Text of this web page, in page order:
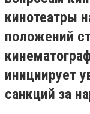
кинотеатры
положений
инициирует
санкций за